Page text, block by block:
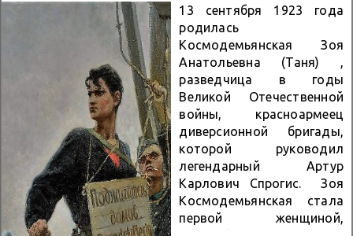
Армию. В 1941 году он
окончил Хабаровское
пехотное училище. С
начала Великой
Отечественной войны —
на её фронтах. В боях два
раза был ранен[1]. К
марту 1944 года гвардии
капитан Семён Осипов
командовал 3-м
мотострелковым
батальоном 20-й
гвардейской
13 сентября 1923 года
родилась
Космодемьянская Зоя
Анатольевна (Таня) ,
разведчица в годы
Великой Отечественной
войны, красноармеец
диверсионной бригады,
которой руководил
легендарный Артур
Карлович Спрогис. Зоя
Космодемьянская стала
первой женщиной,